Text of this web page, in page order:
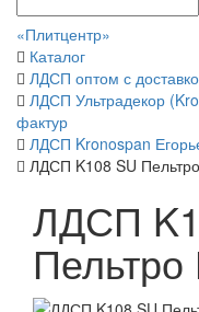
«Плитцентр»
Каталог
ЛДСП оптом с
ЛДСП Ультрадекор
фактур
ЛДСП Kronospan
ЛДСП K108 SU
ЛДСП